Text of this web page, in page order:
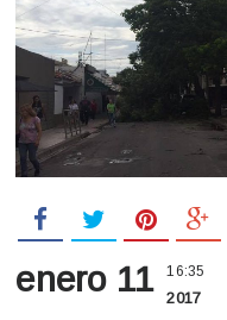
enero 11 16:35
2017